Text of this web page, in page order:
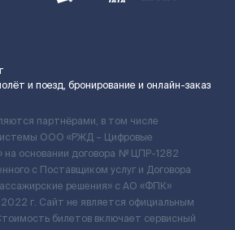
и поезд, бронирование и онлайн-заказ
партнёрами, в том числе
ООО «РЖД – Цифровые
на основании договора № ЦПР-1282
с Поставщиком услуг и Договора
решения» c АО «ФПК»
г. Сайт не является официальным
билетов включает сервисный